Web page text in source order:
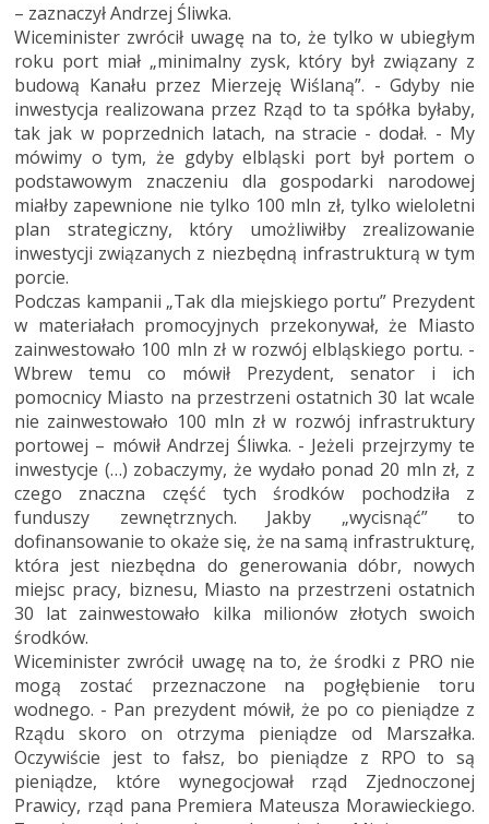
– zaznaczył Andrzej Śliwka.
Wiceminister zwrócił uwagę na to, że tylko w ubiegłym
roku port miał „minimalny zysk, który był związany z
budową Kanału przez Mierzeję Wiślaną”. - Gdyby nie
inwestycja realizowana przez Rząd to ta spółka byłaby,
tak jak w poprzednich latach, na stracie - dodał. - My
mówimy o tym, że gdyby elbląski port był portem o
podstawowym znaczeniu dla gospodarki narodowej
miałby zapewnione nie tylko 100 mln zł, tylko wieloletni
plan strategiczny, który umożliwiłby zrealizowanie
inwestycji związanych z niezbędną infrastrukturą w tym
porcie.
Podczas kampanii „Tak dla miejskiego portu” Prezydent
w materiałach promocyjnych przekonywał, że Miasto
zainwestowało 100 mln zł w rozwój elbląskiego portu. -
Wbrew temu co mówił Prezydent, senator i ich
pomocnicy Miasto na przestrzeni ostatnich 30 lat wcale
nie zainwestowało 100 mln zł w rozwój infrastruktury
portowej – mówił Andrzej Śliwka. - Jeżeli przejrzymy te
inwestycje (…) zobaczymy, że wydało ponad 20 mln zł, z
czego znaczna część tych środków pochodziła z
funduszy zewnętrznych. Jakby „wycisnąć” to
dofinansowanie to okaże się, że na samą infrastrukturę,
która jest niezbędna do generowania dóbr, nowych
miejsc pracy, biznesu, Miasto na przestrzeni ostatnich
30 lat zainwestowało kilka milionów złotych swoich
środków.
Wiceminister zwrócił uwagę na to, że środki z PRO nie
mogą zostać przeznaczone na pogłębienie toru
wodnego. - Pan prezydent mówił, że po co pieniądze z
Rządu skoro on otrzyma pieniądze od Marszałka.
Oczywiście jest to fałsz, bo pieniądze z RPO to są
pieniądze, które wynegocjował rząd Zjednoczonej
Prawicy, rząd pana Premiera Mateusza Morawieckiego.